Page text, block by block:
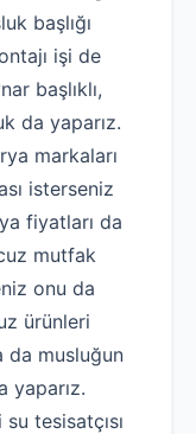
başlığı
işi de
başlıklı,
da yaparız.
markaları
isterseniz
fiyatları da
mutfak
onu da
ürünleri
da musluğun
yaparız.
tesisatçısı